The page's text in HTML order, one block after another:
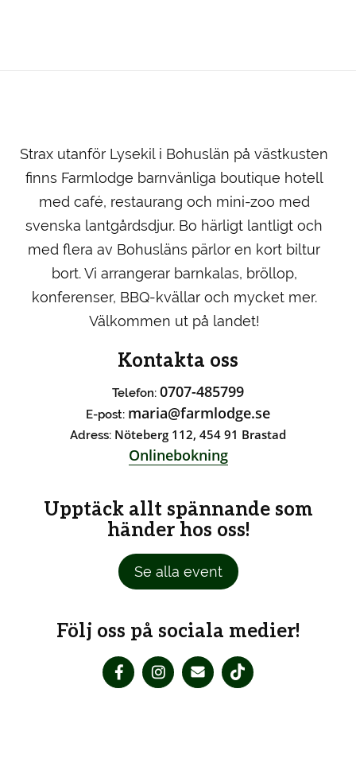
Strax utanför Lysekil i Bohuslän på västkusten
finns Farmlodge barnvänliga boutique hotell
med café, restaurang och mini-zoo med
svenska lantgårdsdjur. Bo härligt lantligt och
med flera av Bohusläns pärlor en kort biltur
bort. Vi arrangerar barnkalas, bröllop,
konferenser, BBQ-kvällar och mycket mer.
Välkommen ut på landet!
Kontakta oss
Telefon: 0707-485799
E-post: maria@farmlodge.se
Adress: Nöteberg 112, 454 91 Brastad
Onlinebokning
Upptäck allt spännande som
händer hos oss!
Se alla event
Följ oss på sociala medier!